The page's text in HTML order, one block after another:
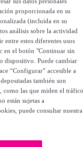
proporcionada en su
(incluida en su
análisis sobre la actividad
entre estos diferentes usos
en el botón "Continuar sin
dispositivo. Puede cambiar
“Configurar” accesible a
también son
como las que miden el
están sujetas a
puede consultar nuestra